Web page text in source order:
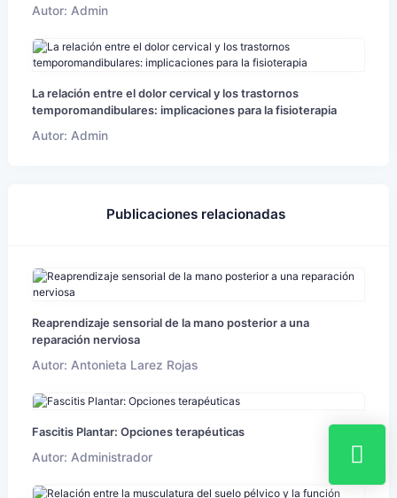
Autor: Admin
La relación entre el dolor cervical y los trastornos
temporomandibulares: implicaciones para la fisioterapia
Autor: Admin
Publicaciones relacionadas
Reaprendizaje sensorial de la mano posterior a una
reparación nerviosa
Autor: Antonieta Larez Rojas
Fascitis Plantar: Opciones terapéuticas
Autor: Administrador